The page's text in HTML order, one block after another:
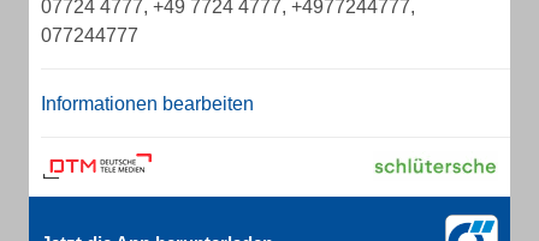
07724 4777, +49 7724 4777, +4977244777,
077244777
Informationen bearbeiten